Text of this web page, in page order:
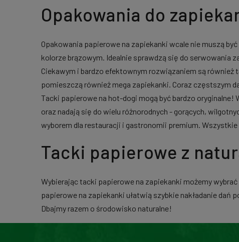
Opakowania do
Opakowania papierowe na zapiekanki wcale nie muszą
kolorze brązowym. Idealnie sprawdzą się do serwowania
Ciekawym i bardzo efektownym rozwiązaniem są
pomieszczą również mega zapiekanki. Coraz częstszym
Tacki papierowe na hot-dogi mogą być bardzo
oraz nadają się do wielu różnorodnych - gorących,
wyborem dla restauracji i gastronomii premium.
Tacki papierowe z
Wybierając tacki papierowe na zapiekanki możemy
papierowe na zapiekanki ułatwią szybkie nakładanie
Dbajmy razem o środowisko naturalne!